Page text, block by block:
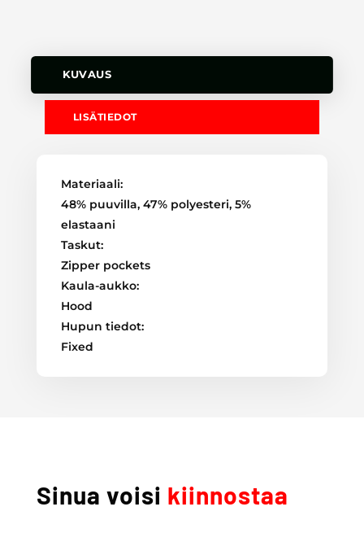
KUVAUS
LISÄTIEDOT
Materiaali:
48% puuvilla, 47% polyesteri, 5%
elastaani
Taskut:
Zipper pockets
Kaula-aukko:
Hood
Hupun tiedot:
Fixed
Sinua voisi kiinnostaa